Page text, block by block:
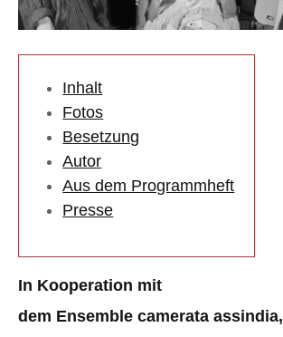
Inhalt
Fotos
Besetzung
Autor
Aus dem Programmheft
Presse
In Kooperation mit
dem Ensemble camerata assindia,